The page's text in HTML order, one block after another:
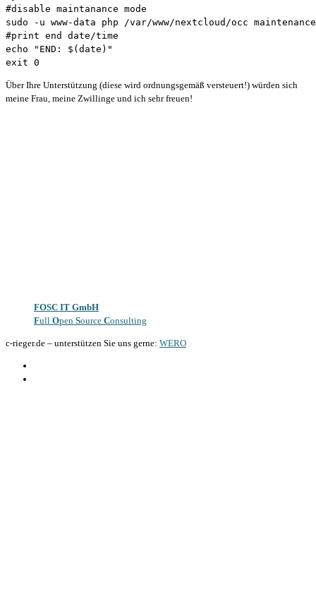
#disable maintanance mode
sudo -u www-data php /var/www/nextcloud/occ
#print end date/time
echo "END: $(date)"
exit 0
Über Ihre Unterstützung (diese wird ordnungsgemäß versteuert!) würden sich
meine Frau, meine Zwillinge und ich sehr freuen!
FOSC IT GmbH
Full Open Source Consulting
c-rieger.de – unterstützen Sie uns gerne: WERO